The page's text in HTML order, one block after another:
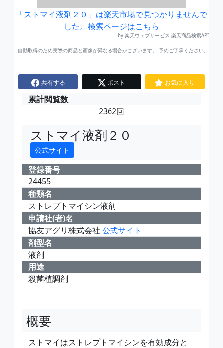
「ストマイ液剤２０」は楽天市場で見つかりませんで
した。検索ページはこちら
by 楽天ウェブサービス 楽天商品検索API
自動取得のため実際の商品と画像が異なる場合がございます。 予めご了承ください。
共有する ポスト お気に入り
累計閲覧数
2362回
ストマイ液剤２０
公式サイト
登録番号
24455
種類名
ストレプトマイシン液剤
申請社(者)名
協友アグリ株式会社 公式サイト
剤型名
液剤
用途
殺菌植調剤
概要
ストマイはストレプトマイシンを有効成分と